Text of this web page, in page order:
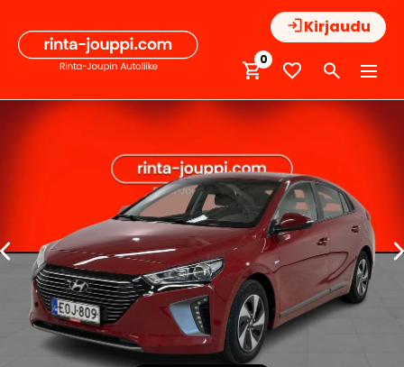
sisältöön
Kirjaudu
0